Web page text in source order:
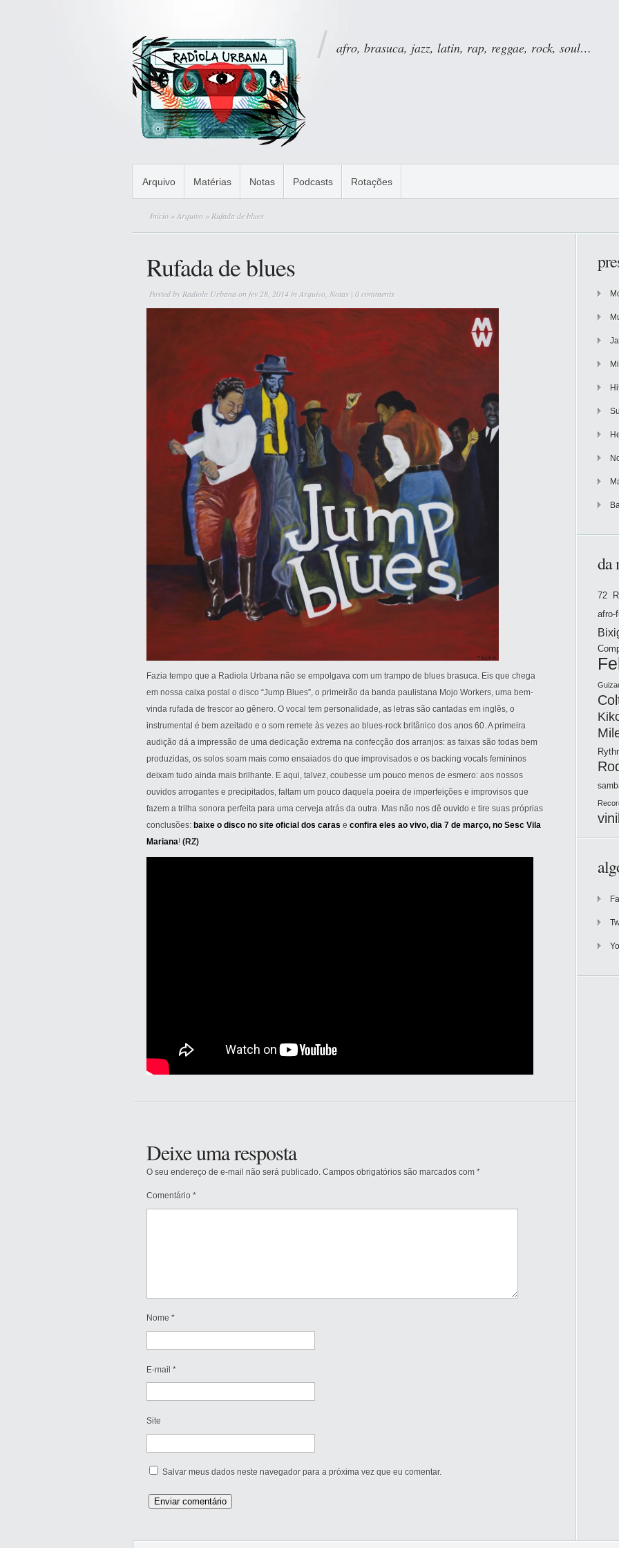
afro, brasuca, jazz, latin, rap, reggae, rock, soul…
Arquivo Matérias Notas Podcasts Rotações
Início »Arquivo » Rufada de blues
Rufada de blues
Posted by Radiola Urbanaon fev 28, 2014 inArquivo Notas | 0 comments
Fazia tempo que a Radiola Urbana não se empolgava com um trampo de blues brasuca. Eis que chega
em nossa caixa postal o disco “Jump Blues”, o primeirão da banda paulistana Mojo Workers, uma bem-
vinda rufada de frescor ao gênero. O vocal tem personalidade, as letras são cantadas em inglês, o
instrumental é bem azeitado e o som remete às vezes ao blues-rock britânico dos anos 60. A primeira
audição dá a impressão de uma dedicação extrema na confecção dos arranjos: as faixas são todas bem
produzidas, os solos soam mais como ensaiados do que improvisados e os backing vocals femininos
deixam tudo ainda mais brilhante. E aqui, talvez, coubesse um pouco menos de esmero: aos nossos
ouvidos arrogantes e precipitados, faltam um pouco daquela poeira de imperfeições e improvisos que
fazem a trilha sonora perfeita para uma cerveja atrás da outra. Mas não nos dê ouvido e tire suas próprias
conclusões: baixe o disco no site oficial dos caras e confira eles ao vivo, dia 7 de março, no Sesc Vila
Mariana! (RZ)
Deixe uma resposta
O seu endereço de e-mail não será publicado. Campos obrigatórios são marcados com *
Comentário *
Nome *
E-mail *
Site
Salvar meus dados neste navegador para a próxima vez que eu comentar.
da
72
afro-
vinil